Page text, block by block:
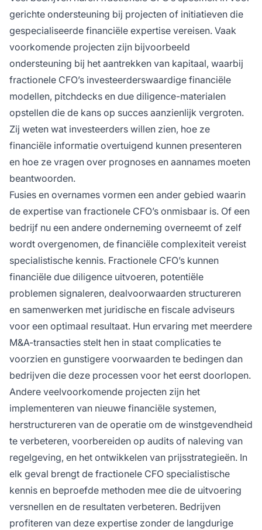
gerichte ondersteuning bij projecten of initiatieven die
gespecialiseerde financiële expertise vereisen. Vaak
voorkomende projecten zijn bijvoorbeeld
ondersteuning bij het aantrekken van kapitaal, waarbij
fractionele CFO’s investeerderswaardige financiële
modellen, pitchdecks en due diligence-materialen
opstellen die de kans op succes aanzienlijk vergroten.
Zij weten wat investeerders willen zien, hoe ze
financiële informatie overtuigend kunnen presenteren
en hoe ze vragen over prognoses en aannames moeten
beantwoorden.
Fusies en overnames vormen een ander gebied waarin
de expertise van fractionele CFO’s onmisbaar is. Of een
bedrijf nu een andere onderneming overneemt of zelf
wordt overgenomen, de financiële complexiteit vereist
specialistische kennis. Fractionele CFO’s kunnen
financiële due diligence uitvoeren, potentiële
problemen signaleren, dealvoorwaarden structureren
en samenwerken met juridische en fiscale adviseurs
voor een optimaal resultaat. Hun ervaring met meerdere
M&A-transacties stelt hen in staat complicaties te
voorzien en gunstigere voorwaarden te bedingen dan
bedrijven die deze processen voor het eerst doorlopen.
Andere veelvoorkomende projecten zijn het
implementeren van nieuwe financiële systemen,
herstructureren van de operatie om de winstgevendheid
te verbeteren, voorbereiden op audits of naleving van
regelgeving, en het ontwikkelen van prijsstrategieën. In
elk geval brengt de fractionele CFO specialistische
kennis en beproefde methoden mee die de uitvoering
versnellen en de resultaten verbeteren. Bedrijven
profiteren van deze expertise zonder de langdurige